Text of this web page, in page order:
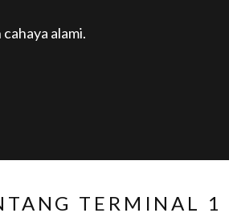
alami.
TERMINAL 1